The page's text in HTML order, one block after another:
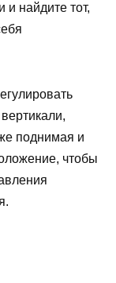
найдите тот,
поднимая и
чтобы